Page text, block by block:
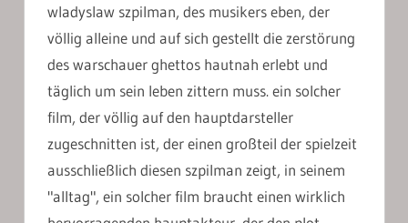
wladyslaw szpilman, des musikers eben, der
völlig alleine und auf sich gestellt die zerstörung
des warschauer ghettos hautnah erlebt und
täglich um sein leben zittern muss. ein solcher
film, der völlig auf den hauptdarsteller
zugeschnitten ist, der einen großteil der spielzeit
ausschließlich diesen szpilman zeigt, in seinem
"alltag", ein solcher film braucht einen wirklich